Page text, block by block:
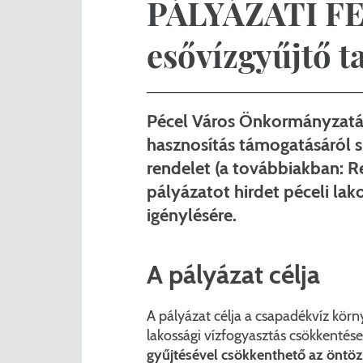
Nemzetiségi
Önkormányzati
Pályázatok
Településrendezés
Adatvédelem
Belső visszaélés bejelentő
PÁLYÁZATI
esővízgyűjtő
Pécel Város
hasznosítás támogatásáról
rendelet (a továbbiakban:
pályázatot hirdet péceli
igénylésére.
A pályázat célja
A pályázat célja a csapadékvíz
lakossági vízfogyasztás
gyűjtésével csökkenthető az